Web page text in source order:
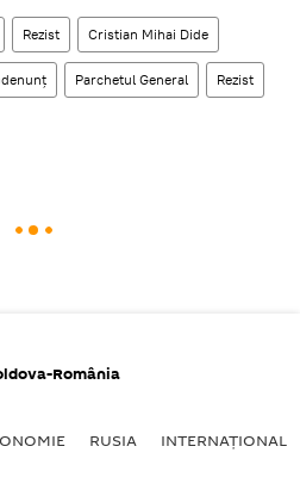
Rezist Cristian Mihai Dide
Parchetul General Rezist
România
RUSIA INTERNAŢIONAL